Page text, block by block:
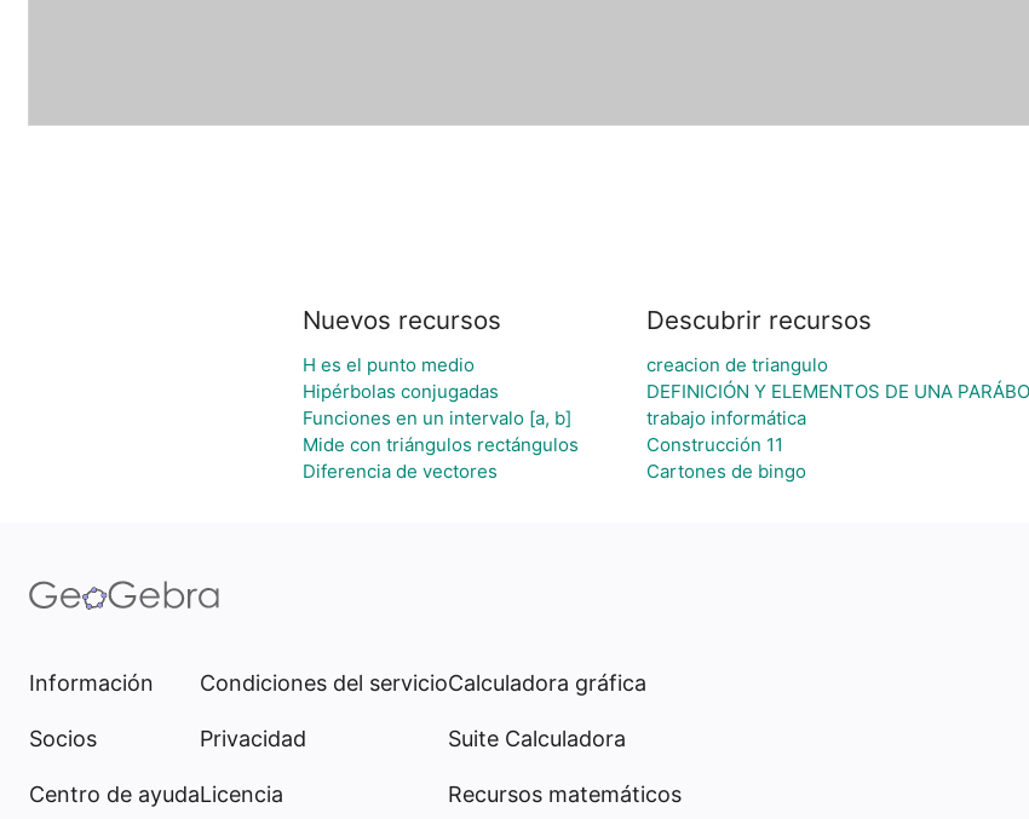
Nuevos recursos
H es el punto medio
Hipérbolas conjugadas
Funciones en un intervalo [a, b]
Mide con triángulos rectángulos
Diferencia de vectores
Descubrir recursos
creacion de triangulo
DEFINICIÓN Y ELEMENTOS DE UNA
trabajo informática
Construcción 11
Cartones de bingo
Información
Socios
Centro de ayuda
Condiciones del servicio
Privacidad
Licencia
Calculadora gráfica
Suite Calculadora
Recursos matemáticos